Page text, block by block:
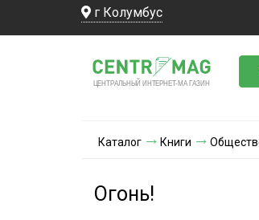
г Колумбус
ЦЕНТРАЛЬНЫЙ ИНТЕРНЕТ-МА ГАЗИН
Каталог Книги
Огонь!